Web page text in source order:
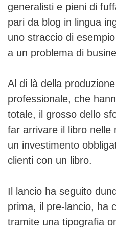
generalisti e pieni di
pari da blog in lingua
uno straccio di
a un problema di
Al di là della
professionale, che
totale, il grosso dello
far arrivare il libro nelle
un investimento
clienti con un libro.
Il lancio ha seguito
prima, il pre-lancio, ha
tramite una tipografia